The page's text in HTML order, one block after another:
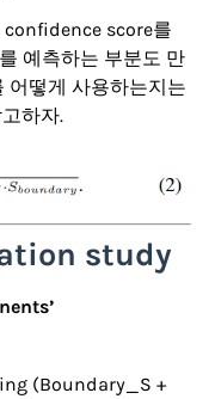
score를
예측하는 부분도 만
어떻게 사용하는지는
하자.
study
(Boundary_S +